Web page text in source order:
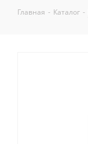
Главная - Каталог -